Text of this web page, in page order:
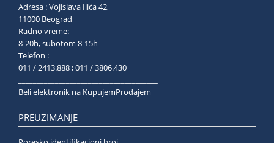
Adresa : Vojislava Ilića 42,
11000 Beograd
Radno vreme:
8-20h, subotom 8-15h
Telefon :
011 / 2413.888 ; 011 / 3806.430
Beli elektronik na KupujemProdajem
PREUZIMANJE